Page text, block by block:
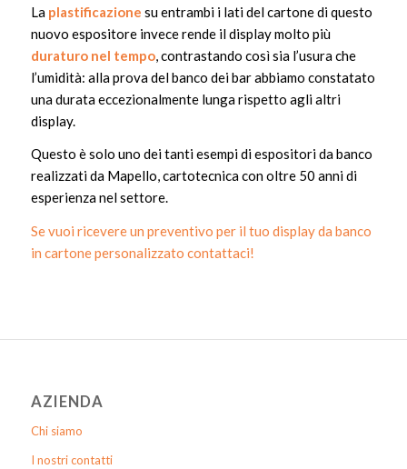
La plastificazione su entrambi i lati del cartone di questo
nuovo espositore invece rende il display molto più
duraturo nel tempo, contrastando così sia l’usura che
l’umidità: alla prova del banco dei bar abbiamo constatato
una durata eccezionalmente lunga rispetto agli altri
display.
Questo è solo uno dei tanti esempi di espositori da banco
realizzati da Mapello, cartotecnica con oltre 50 anni di
esperienza nel settore.
Se vuoi ricevere un preventivo per il tuo display da banco
in cartone personalizzato contattaci!
AZIENDA
Chi siamo
I nostri contatti